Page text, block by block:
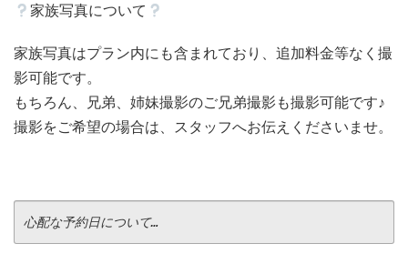
家族写真について
家族写真はプラン内にも含まれており、追加料金等なく撮
影可能です。
もちろん、兄弟、姉妹撮影のご兄弟撮影も撮影可能です♪
撮影をご希望の場合は、スタッフへお伝えくださいませ。
心配な予約日について…